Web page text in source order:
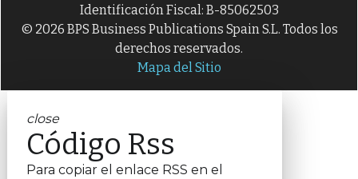
Identificación Fiscal: B-85062503
© 2026 BPS Business Publications Spain S.L. Todos los
derechos reservados.
Mapa del Sitio
close
Código Rss
Para copiar el enlace RSS en el